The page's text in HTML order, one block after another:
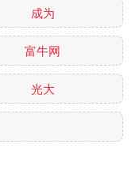
成为
富牛网
光大